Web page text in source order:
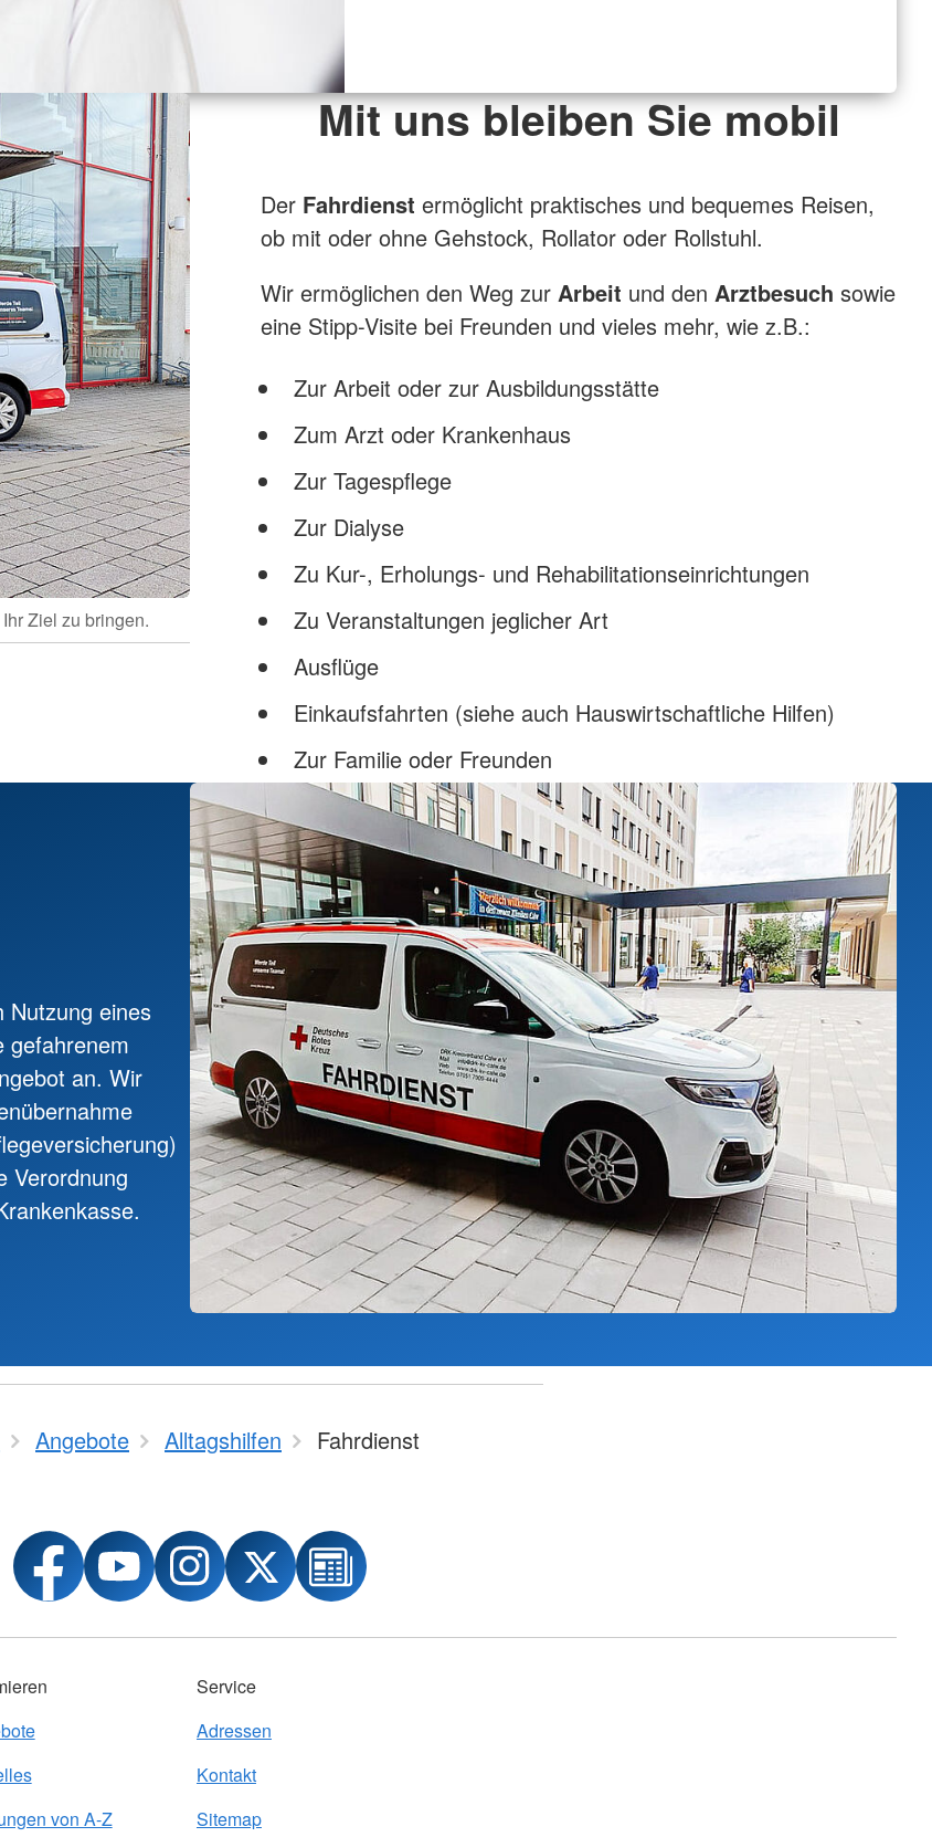
Ziel zu bringen.
Mit uns bleiben Sie mobil
Der Fahrdienst ermöglicht praktisches und bequemes Reisen,
ob mit oder ohne Gehstock, Rollator oder Rollstuhl.
Wir ermöglichen den Weg zur Arbeit und den Arztbesuch sowie
eine Stipp-Visite bei Freunden und vieles mehr, wie z.B.:
Zur Arbeit oder zur Ausbildungsstätte
Zum Arzt oder Krankenhaus
Zur Tagespflege
Zur Dialyse
Zu Kur-, Erholungs- und Rehabilitationseinrichtungen
Zu Veranstaltungen jeglicher Art
Ausflüge
Einkaufsfahrten (siehe auch Hauswirtschaftliche Hilfen)
Zur Familie oder Freunden
Nutzung eines
gefahrenem
an. Wir
Verordnung
Angebote Alltagshilfen Fahrdienst
von A-Z
Service
Adressen
Kontakt
Sitemap